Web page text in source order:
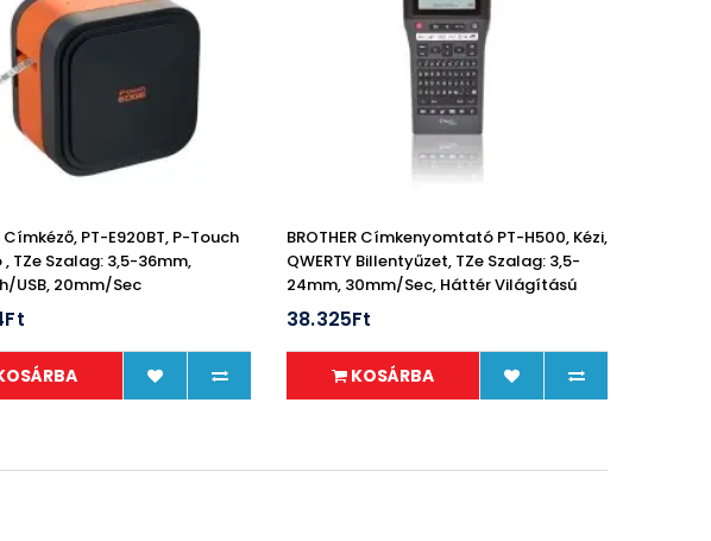
Címkéző, PT-E920BT, P-Touch
, TZe Szalag: 3,5-36mm,
USB, 20mm/sec
BROTHER Címkenyomtató PT-H500, Kézi,
QWERTY Billentyűzet, TZe Szalag: 3,5-
24mm, 30mm/sec, Háttér Világítású
Grafikus LCD
38.325Ft
KOSÁRBA